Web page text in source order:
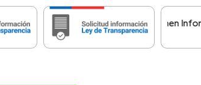
Estas páginas contienen